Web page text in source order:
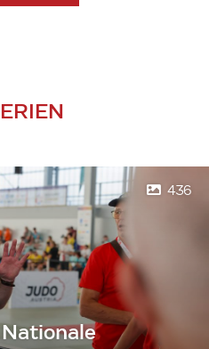
436